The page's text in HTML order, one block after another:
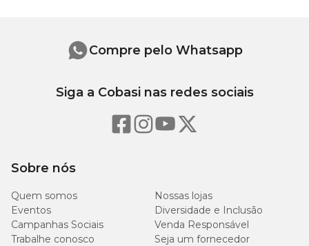
Sobre nós
Quem somos
Nossas lojas
Eventos
Diversidade e Inclusão
Campanhas Sociais
Venda Responsável
Trabalhe conosco
Seja um fornecedor
Compre pelo Whatsapp
Siga a Cobasi nas redes sociais